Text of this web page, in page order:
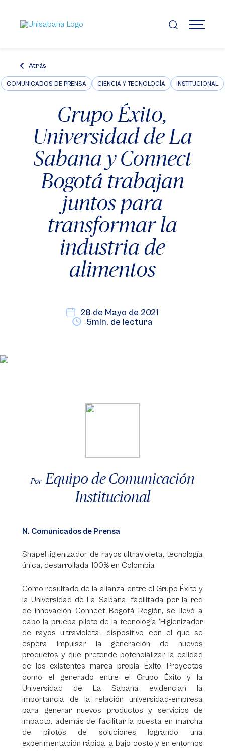
contenido
principal
MENÚ
Atrás
COMUNICADOS DE PRENSA CIENCIA Y TECNOLOGÍA INSTITUCIONAL
Grupo Éxito,
Universidad de La
Sabana y Connect
Bogotá trabajan
juntos para
transformar la
industria de
alimentos
28 de Mayo de 2021
5min. de lectura
Por Equipo de Comunicación
Institucional
N. Comunicados de Prensa
ShapeHigienizador de rayos ultravioleta, tecnología
única, desarrollada 100% en Colombia
Como resultado de la alianza entre el Grupo Éxito y
la Universidad de La Sabana, facilitada por la red
de innovación Connect Bogotá Región, se llevó a
cabo la prueba piloto de la tecnología ‘Higienizador
de rayos ultravioleta’, dispositivo con el que se
espera impulsar la generación de nuevos
productos y que pretende potencializar la calidad
de los existentes marca propia Éxito. Proyectos
como el generado entre el Grupo Éxito y la
Universidad de La Sabana evidencian la
importancia de la relación universidad-empresa
para generar nuevos productos y servicios de
impacto, además de facilitar la puesta en marcha
de pilotos de soluciones logrando una
experimentación rápida, a bajo costo y en entornos